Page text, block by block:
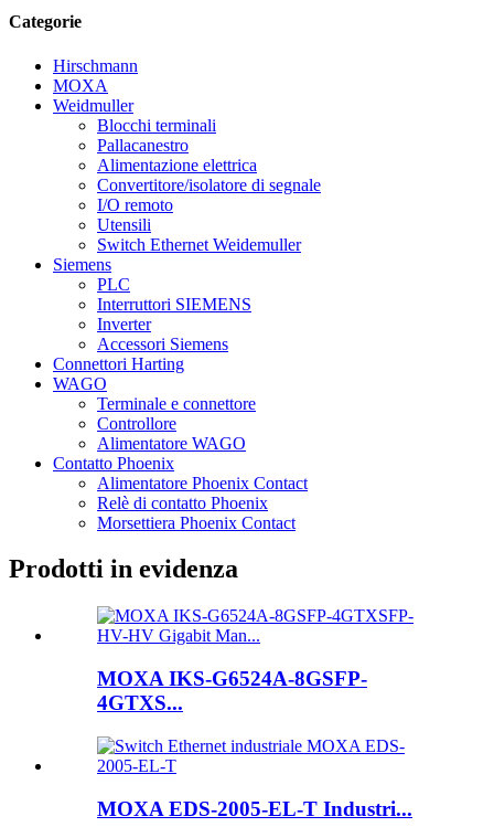
Categorie
Hirschmann
MOXA
Weidmuller
Blocchi terminali
Pallacanestro
Alimentazione elettrica
Convertitore/isolatore di segnale
I/O remoto
Utensili
Switch Ethernet Weidemuller
Siemens
PLC
Interruttori SIEMENS
Inverter
Accessori Siemens
Connettori Harting
WAGO
Terminale e connettore
Controllore
Alimentatore WAGO
Contatto Phoenix
Alimentatore Phoenix Contact
Relè di contatto Phoenix
Morsettiera Phoenix Contact
Prodotti in evidenza
MOXA IKS-G6524A-8GSFP-
4GTXS...
MOXA EDS-2005-EL-T Industri...